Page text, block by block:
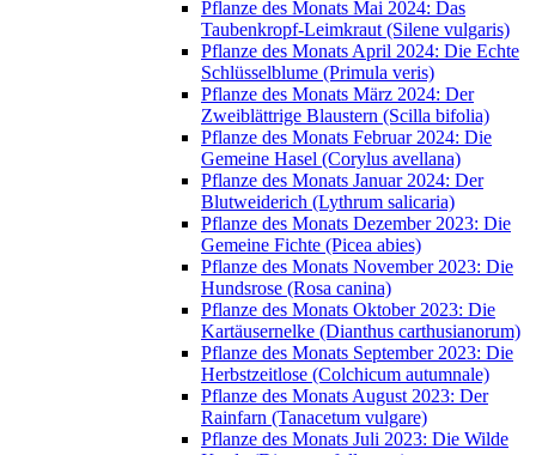
Pflanze des Monats Mai 2024: Das
Taubenkropf-Leimkraut (Silene vulgaris)
Pflanze des Monats April 2024: Die Echte
Schlüsselblume (Primula veris)
Pflanze des Monats März 2024: Der
Zweiblättrige Blaustern (Scilla bifolia)
Pflanze des Monats Februar 2024: Die
Gemeine Hasel (Corylus avellana)
Pflanze des Monats Januar 2024: Der
Blutweiderich (Lythrum salicaria)
Pflanze des Monats Dezember 2023: Die
Gemeine Fichte (Picea abies)
Pflanze des Monats November 2023: Die
Hundsrose (Rosa canina)
Pflanze des Monats Oktober 2023: Die
Kartäusernelke (Dianthus carthusianorum)
Pflanze des Monats September 2023: Die
Herbstzeitlose (Colchicum autumnale)
Pflanze des Monats August 2023: Der
Rainfarn (Tanacetum vulgare)
Pflanze des Monats Juli 2023: Die Wilde